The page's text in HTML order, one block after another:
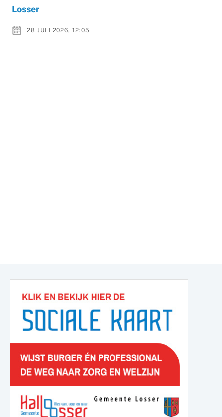
Losser
28 JULI 2026, 12:05